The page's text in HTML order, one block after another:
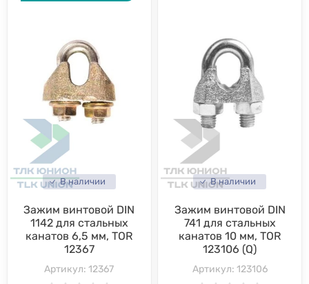
В наличии
Зажим винтовой DIN
1142 для стальных
канатов 6,5 мм, TOR
12367
Артикул: 12367
В наличии
Зажим винтовой DIN
741 для стальных
канатов 10 мм, TOR
123106 (Q)
Артикул: 123106